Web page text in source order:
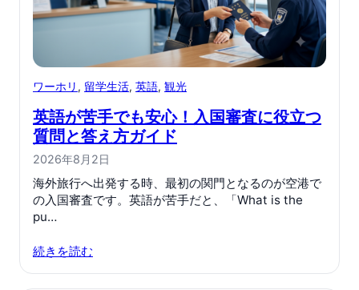
ワーホリ , 留学生活, 英語, 観光
英語が苦手でも安心！入国審査に役立つ
質問と答え方ガイド
2026年8月2日
海外旅行へ出発する時、最初の関門となるのが空港で
の入国審査です。英語が苦手だと、「What is the
pu…
続きを読む